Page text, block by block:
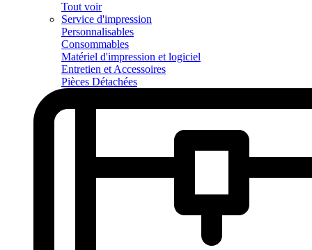
Tout voir
Service d'impression
Personnalisables
Consommables
Matériel d'impression et logiciel
Entretien et Accessoires
Pièces Détachées